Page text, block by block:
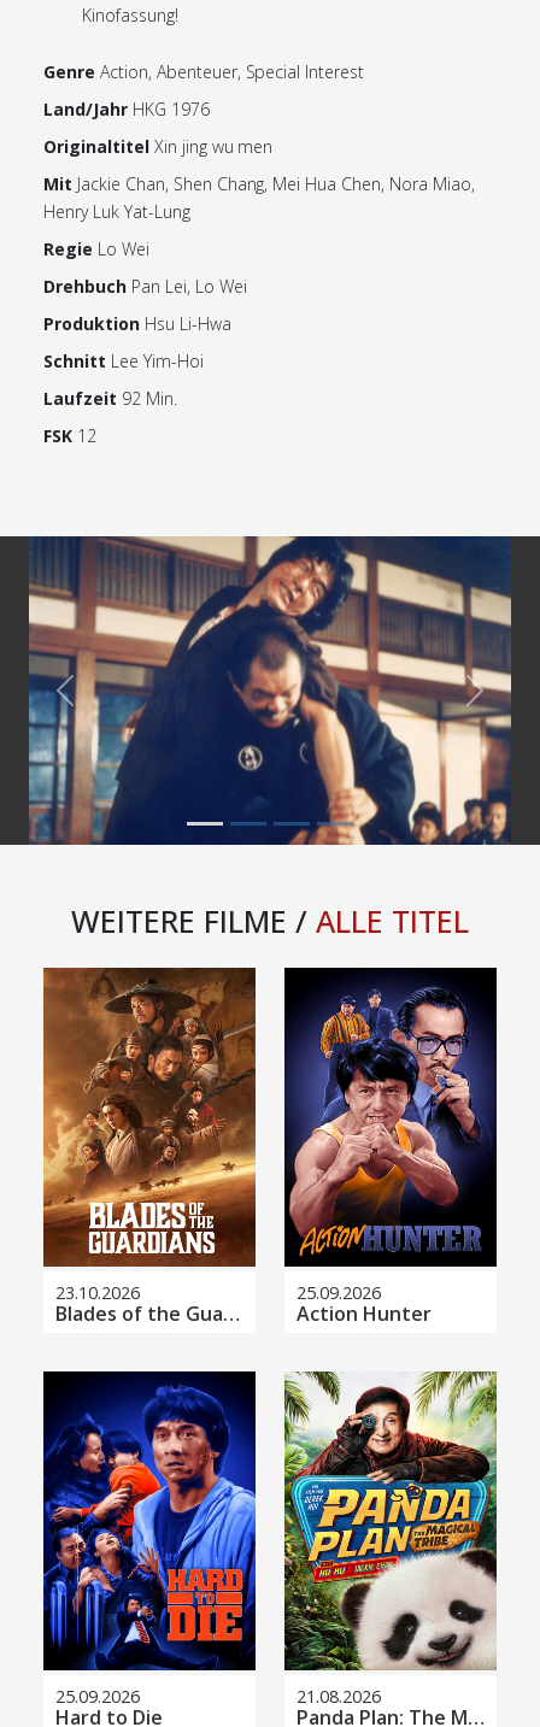
Kinofassung!
Genre Action, Abenteuer, Special Interest
Land/Jahr HKG 1976
Originaltitel Xin jing wu men
Mit Jackie Chan, Shen Chang, Mei Hua Chen, Nora Miao,
Henry Luk Yat-Lung
Regie Lo Wei
Drehbuch Pan Lei, Lo Wei
Produktion Hsu Li-Hwa
Schnitt Lee Yim-Hoi
Laufzeit 92 Min.
FSK 12
Previous Next
WEITERE FILME / ALLE TITEL
23.10.2026 25.09.2026
25.09.2026 21.08.2026